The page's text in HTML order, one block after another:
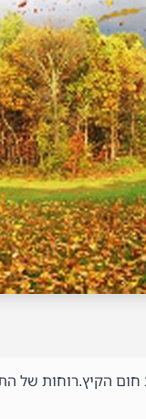
הקיץ.רוחות של